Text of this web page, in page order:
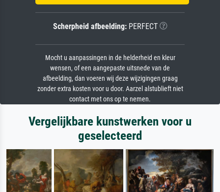
Scherpheid afbeelding:PERFECT
Mocht u aanpassingen in de helderheid en kleur
wensen, of een aangepaste uitsnede van de
afbeelding, dan voeren wij deze wijzigingen graag
zonder extra kosten voor u door. Aarzel alstublieft niet
contact met ons op te nemen.
Vergelijkbare kunstwerken voor u
geselecteerd